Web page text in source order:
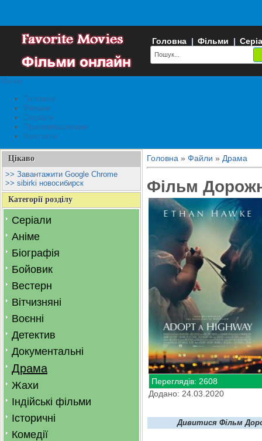
Головна | Фільми |
Меню
Головна
Фільми
Серіали
Правовласникам
Контакти
Цікаво
>> Завантажити Google Chrome
>> sibirki новосибирск
Категорії розділу
Серіали
Аніме
Біографія
Бойовик
Вестерн
Вітчизняні
Воєнні
Детектив
Документальні
Драма
Жахи
Індійські фільми
Історичні
Комедії
Головна » Файли » Драма
Фільм
Переглядів: 2608
Додано: 24.03.2020
Дивитися Фільм